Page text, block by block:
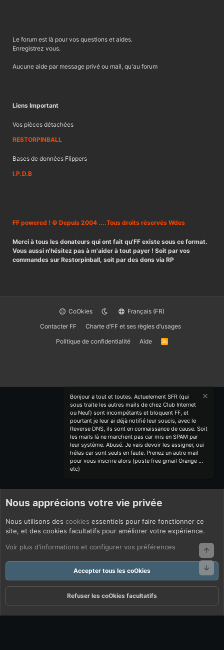
Le forum est là pour vos questions et aides.
Enregistrez vous.
Aucune aide par message privé ou mail, qu'au forum
Liens Important
Vos pièces détachées
RESTORPINBALL
Bases de données Flippers
I.P.D.B
FF powered ! © Depuis 2004 ....Tous droits réservés Wdes
Merci à tous les donateurs qui ont fait qu'FF existe sous ce format.
Vous aussi n'hésitez pas à m'aider à tout payer ! Soit par vos
commandes sur Restorpinball, soit par des dons via RP
CoOkies
Français (FR)
Contacter FF
Charte d'FF et ses règles d'usages
Politique de confidentialité
Aide
R
Bonjour a tout et toutes. Actuelement SFR (qui
sous traite les autres mails de chez Club Internet
ou Neuf) sont incompétants et bloquent FF, et
pourtant je leur ai déjà notifié leur soucis, avec le
Reverse DNS, ils sont en connaissance de cause. Soit
les mails là ne marchent pas car mis en SPAM par
leur système. Abusé. Je vais devoir les assigner, oui
hélas car sont seuls en faute. Prenez un autre mail
pour vous inscrire alors (poste free gmail Orange ...
etc)
Nous apprécions votre vie privée
Nous utilisons des cookies essentiels pour faire fonctionner ce
site, et des cookies facultatifs pour améliorer votre expérience.
Voir plus d'informations et configurer vos préférences
Accepter tous les coOkies
Refuser les coOkies facultatifs